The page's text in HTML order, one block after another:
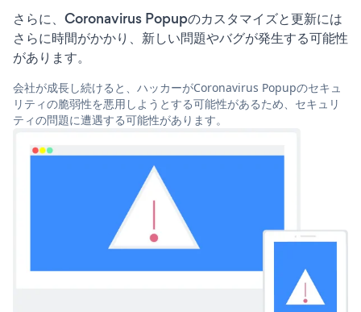
さらに、Coronavirus Popupのカスタマイズと更新には
さらに時間がかかり、新しい問題やバグが発生する可能性
があります。
会社が成長し続けると、ハッカーがCoronavirus Popupのセキュ
リティの脆弱性を悪用しようとする可能性があるため、セキュリ
ティの問題に遭遇する可能性があります。